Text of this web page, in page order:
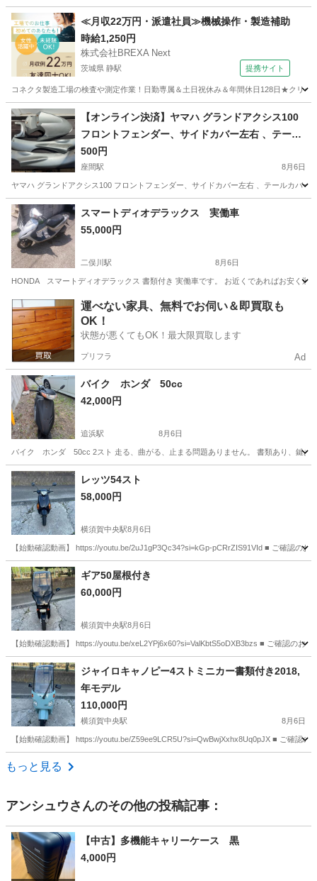
神奈川 伊勢原市 伊勢原駅 ヤマハ
≪月収22万円・派遣社員≫機械操作・製造補助
時給1,250円
株式会社BREXA Next
茨城県 静駅 提携サイト
コネクタ製造工場の検査や測定作業！日勤専属＆土日祝休み＆年間休日128日★クリ
茨城 常陸大宮市 静駅 その他
【オンライン決済】ヤマハ グランドアクシス100
フロントフェンダー、サイドカバー左右 、テール
カバー、クランクケースカバー
500円
座間駅 8月6日
ヤマハ グランドアクシス100 フロントフェンダー、サイドカバー左右 、テールカバ
神奈川 座間市 座間駅 ヤマハ グランドアクシス
スマートディオデラックス 実働車
55,000円
二俣川駅 8月6日
HONDA スマートディオデラックス 書類付き 実働車です。 お近くであればお安く運
神奈川 横浜市 二俣川駅 ホンダ
運べない家具、無料でお伺い＆即買取も
OK！
状態が悪くてもOK！最大限買取します
プリフラ Ad
バイク ホンダ 50cc
42,000円
追浜駅 8月6日
バイク ホンダ 50cc 2スト 走る、曲がる、止まる問題ありません。 書類あり、鍵あ
神奈川 横須賀市レッツ54スト
58,000円
横須賀中央駅8月6日
【始動確認動画】 https://youtu.be/2uJ1gP3Qc34?si=kGp-pCRrZIS91VId ■ ご確認の
神奈川 横須賀市 横須賀中央駅
ギア50屋根付き
60,000円
横須賀中央駅8月6日
【始動確認動画】 https://youtu.be/xeL2YPj6x60?si=ValKbtS5oDXB3bzs ■ ご確認の
神奈川 横須賀市 横須賀中央駅 バイク バイカーズクサマ
ジャイロキャノピー4ストミニカー書類付き2018,
年モデル
110,000円
横須賀中央駅 8月6日
【始動確認動画】 https://youtu.be/Z59ee9LCR5U?si=QwBwjXxhx8Uq0pJX ■ ご確認
神奈川 横須賀市
もっと見る
アンシュウさんのその他の投稿記事：
【中古】多機能キャリーケース 黒
4,000円